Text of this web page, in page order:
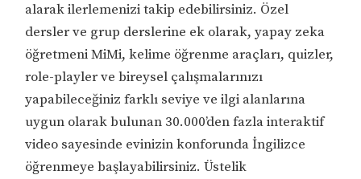
alarak ilerlemenizi takip edebilirsiniz. Özel
dersler ve grup derslerine ek olarak, yapay zeka
öğretmeni MiMi, kelime öğrenme araçları, quizler,
role-playler ve bireysel çalışmalarınızı
yapabileceğiniz farklı seviye ve ilgi alanlarına
uygun olarak bulunan 30.000’den fazla interaktif
video sayesinde evinizin konforunda İngilizce
öğrenmeye başlayabilirsiniz. Üstelik